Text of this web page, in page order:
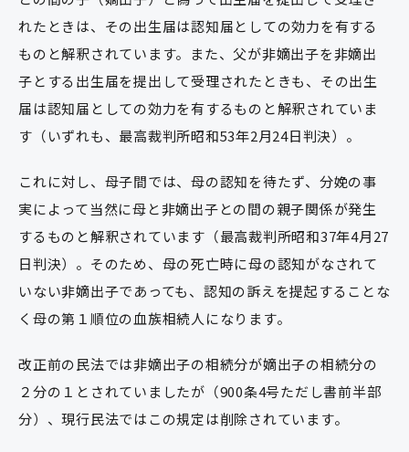
れたときは、その出生届は認知届としての効力を有する
ものと解釈されています。また、父が非嫡出子を非嫡出
子とする出生届を提出して受理されたときも、その出生
届は認知届としての効力を有するものと解釈されていま
す（いずれも、最高裁判所昭和53年2月24日判決）。
これに対し、母子間では、母の認知を待たず、分娩の事
実によって当然に母と非嫡出子との間の親子関係が発生
するものと解釈されています（最高裁判所昭和37年4月27
日判決）。そのため、母の死亡時に母の認知がなされて
いない非嫡出子であっても、認知の訴えを提起することな
く母の第１順位の血族相続人になります。
改正前の民法では非嫡出子の相続分が嫡出子の相続分の
２分の１とされていましたが（900条4号ただし書前半部
分）、現行民法ではこの規定は削除されています。